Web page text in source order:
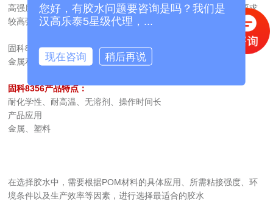
高强度的粘接，适用于POM与其他材料之间的粘接，尤其适合要求
较高强度和耐久性的应用。
固科8356环氧树脂胶专为高强度结构粘合应用而设计，其配方可为
金属和塑料基材提供快速初固、优异的粘接性能和耐湿热性能。
固科8356产品特点：
耐化学性、耐高温、无溶剂、操作时间长
产品应用
金属、塑料
在选择胶水中，需要根据POM材料的具体应用、所需粘接强度、环
境条件以及生产效率等因素，进行选择最适合的胶水
您好，有胶水问题要咨询是吗？我们是
汉高乐泰5星级代理，...
现在咨询 稍后再说